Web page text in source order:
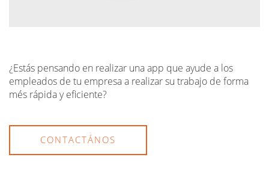
¿Estás pensando en realizar una app que ayude a los
empleados de tu empresa a realizar su trabajo de forma
més rápida y eficiente?
CONTACTÁNOS